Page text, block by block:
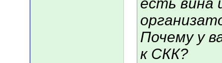
есть вина
Почему у
к СКК?